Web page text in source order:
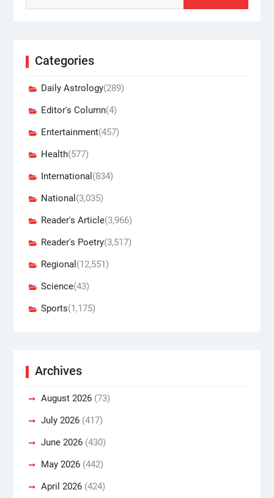
Categories
Daily Astrology(289)
Editor's Column(4)
Entertainment(457)
Health(577)
International (834)
National (3,035)
Reader's Article(3,966)
Reader's Poetry(3,517)
Regional (12,551)
Science(43)
Sports(1,175)
Archives
August 2026(73)
July 2026(417)
June 2026(430)
May 2026(442)
April 2026(424)